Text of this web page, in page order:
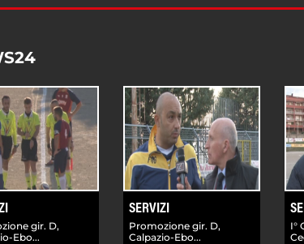
gir. D,
Ebo...
SERVIZI
Promozione gir. D,
Calpazio-Ebo...
I°